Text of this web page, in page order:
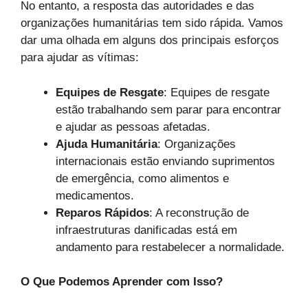
No entanto, a resposta das autoridades e das
organizações humanitárias tem sido rápida. Vamos
dar uma olhada em alguns dos principais esforços
para ajudar as vítimas:
Equipes de Resgate: Equipes de resgate
estão trabalhando sem parar para encontrar
e ajudar as pessoas afetadas.
Ajuda Humanitária: Organizações
internacionais estão enviando suprimentos
de emergência, como alimentos e
medicamentos.
Reparos Rápidos: A reconstrução de
infraestruturas danificadas está em
andamento para restabelecer a normalidade.
O Que Podemos Aprender com Isso?